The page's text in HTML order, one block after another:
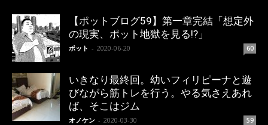
【ポットブログ59】第一章完結「想定外
の現実、ポット地獄を見る!?」
ポット - 2020-06-20 60
いきなり最終回。幼いフィリピーナと遊
びながら筋トレを行う。やる気さえあれ
ば、そこはジム
オノケン - 2020-03-30 59